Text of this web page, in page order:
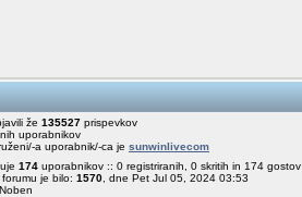
že 135527 prispevkov
uporabnikov
a uporabnik/-ca je sunwinlivecom
174 uporabnikov :: 0 registriranih, 0 skritih in 174
je bilo: 1570 , dne Pet Jul 05, 2024 03:53